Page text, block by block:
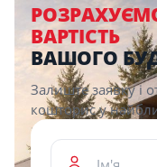
ВАРТІСТЬ
ВАШОГО
Залиште заявку і
кошторис у